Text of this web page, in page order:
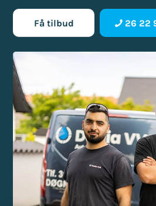
Få tilbud 26 22